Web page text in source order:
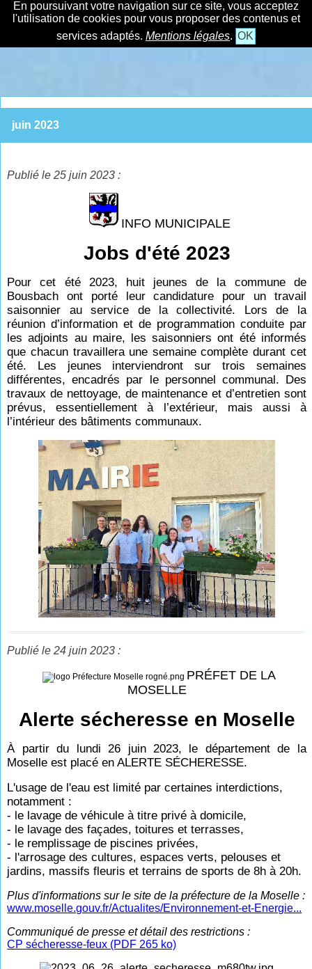
En poursuivant votre navigation sur ce site, vous acceptez
l'utilisation de cookies pour vous proposer des contenus et
services adaptés. Mentions légales. OK
juin 2023
Publié le 25 juin 2023 :
INFO MUNICIPALE
Jobs d'été 2023
Pour cet été 2023, huit jeunes de la commune de
Bousbach ont porté leur candidature pour un travail
saisonnier au service de la collectivité. Lors de la
réunion d’information et de programmation conduite par
les adjoints au maire, les saisonniers ont été informés
que chacun travaillera une semaine complète durant cet
été. Les jeunes interviendront sur trois semaines
différentes, encadrés par le personnel communal. Des
travaux de nettoyage, de maintenance et d’entretien sont
prévus, essentiellement à l’extérieur, mais aussi à
l’intérieur des bâtiments communaux.
Publié le 24 juin 2023 :
PRÉFET DE LA
MOSELLE
Alerte sécheresse en Moselle
À partir du lundi 26 juin 2023, le département de la
Moselle est placé en ALERTE SÉCHERESSE.
L'usage de l'eau est limité par certaines interdictions,
notamment :
- le lavage de véhicule à titre privé à domicile,
- le lavage des façades, toitures et terrasses,
- le remplissage de piscines privées,
- l'arrosage des cultures, espaces verts, pelouses et
jardins, massifs fleuris et terrains de sports de 8h à 20h.
Plus d'informations sur le site de la préfecture de la Moselle :
www.moselle.gouv.fr/Actualites/Environnement-et-Energie...
Communiqué de presse et détail des restrictions :
CP sécheresse-feux (PDF 265 ko)